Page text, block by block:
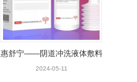
惠舒宁——阴道冲洗液体敷料
2024-05-11